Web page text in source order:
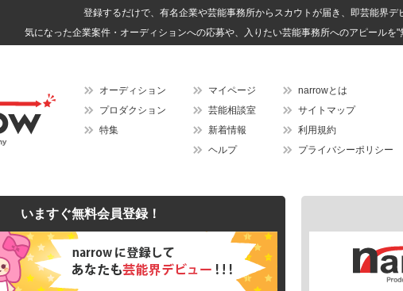
登録するだけで、有名企業や芸能事務所からスカウトが届き、即芸能界デ
気になった企業案件・オーディションへの応募や、入りたい芸能事務所へのアピールを"
オーディション
プロダクション
特集
マイページ
芸能相談室
新着情報
ヘルプ
narrowとは
サイトマップ
利用規約
プライバシーポリシー
いますぐ無料会員登録！